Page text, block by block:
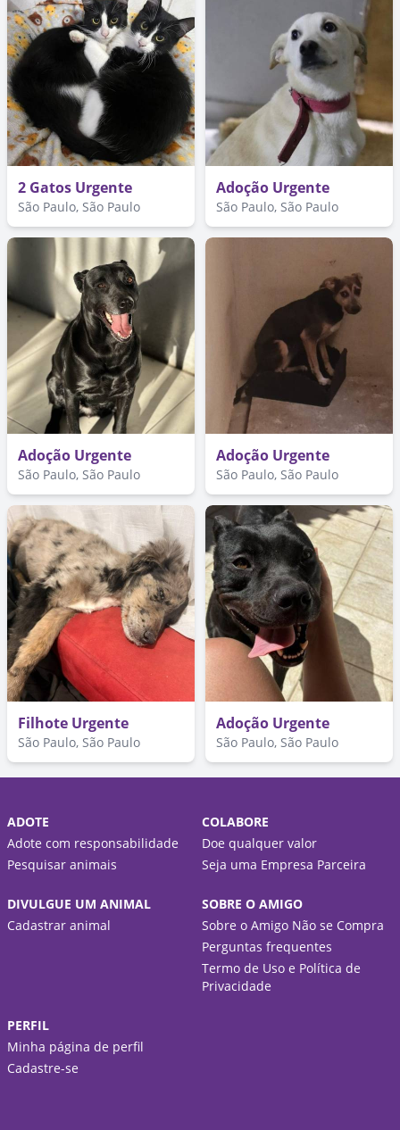
2 Gatos Urgente
São Paulo, São Paulo
Adoção Urgente
São Paulo, São Paulo
Adoção Urgente
São Paulo, São Paulo
Adoção Urgente
São Paulo, São Paulo
Filhote Urgente
São Paulo, São Paulo
Adoção Urgente
São Paulo, São Paulo
ADOTE
Adote com responsabilidade
Pesquisar animais
COLABORE
Doe qualquer valor
Seja uma Empresa Parceira
DIVULGUE UM ANIMAL
Cadastrar animal
SOBRE O AMIGO
Sobre o Amigo Não se Compra
Perguntas frequentes
Termo de Uso e Política de
Privacidade
PERFIL
Minha página de perfil
Cadastre-se